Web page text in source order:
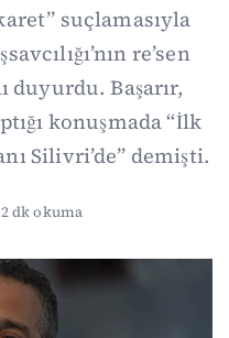
suçlamasıyla
re’sen
duyurdu. Başarır,
konuşmada “İlk
Silivri’de” demişti.
2 dk okuma